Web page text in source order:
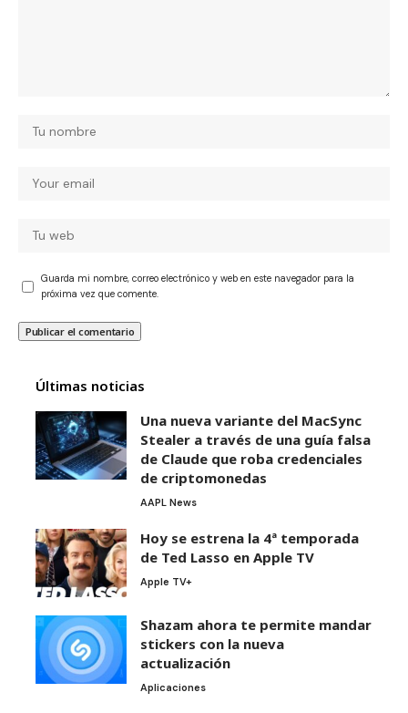
Guarda mi nombre, correo electrónico y web en este navegador para la
próxima vez que comente.
Últimas noticias
Una nueva variante del MacSync
Stealer a través de una guía falsa
de Claude que roba credenciales
de criptomonedas
AAPL News
Hoy se estrena la 4ª temporada
de Ted Lasso en Apple TV
Apple TV+
Shazam ahora te permite mandar
stickers con la nueva
actualización
Aplicaciones